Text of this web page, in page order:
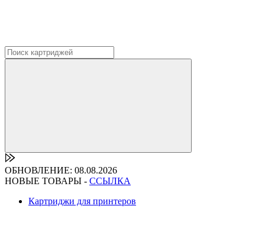
ОБНОВЛЕНИЕ: 08.08.2026
НОВЫЕ ТОВАРЫ - ССЫЛКА
Картриджи для принтеров